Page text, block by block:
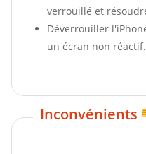
verrouillé et
Déverrouiller
un écran non réactif.
Inconvénients